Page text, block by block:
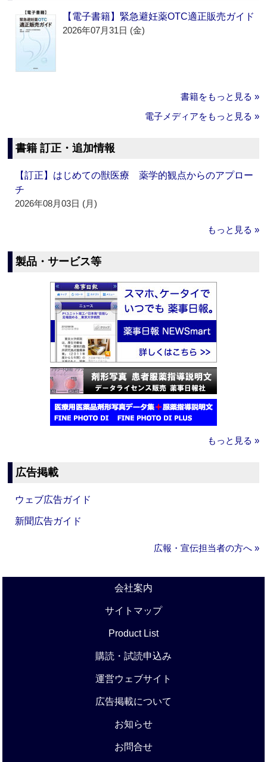
【電子書籍】緊急避妊薬OTC適正販売ガイド
2026年07月31日 (金)
書籍をもっと見る »
電子メディアをもっと見る »
書籍 訂正・追加情報
【訂正】はじめての獣医療 薬学的観点からのアプロー
チ
2026年08月03日 (月)
もっと見る »
製品・サービス等
もっと見る »
広告掲載
ウェブ広告ガイド
新聞広告ガイド
広報・宣伝担当者の方へ »
会社案内
サイトマップ
Product List
購読・試読申込み
運営ウェブサイト
広告掲載について
お知らせ
お問合せ